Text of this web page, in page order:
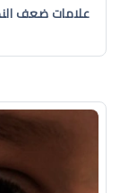
علامات ضعف